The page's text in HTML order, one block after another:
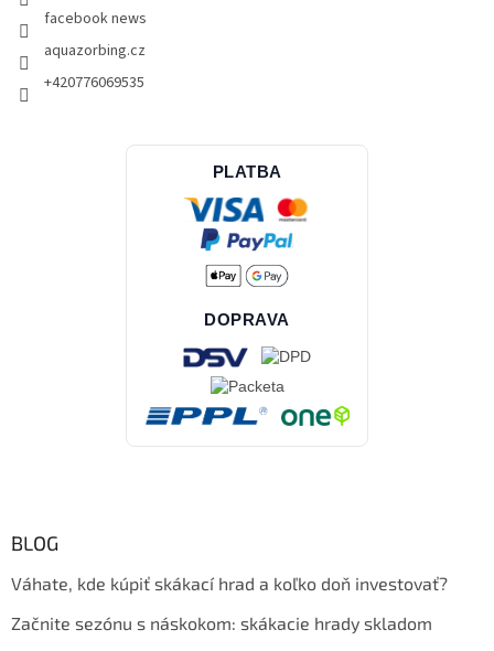
facebook news
aquazorbing.cz
+420776069535
PLATBA
DOPRAVA
BLOG
Váhate, kde kúpiť skákací hrad a koľko doň investovať?
Začnite sezónu s náskokom: skákacie hrady skladom